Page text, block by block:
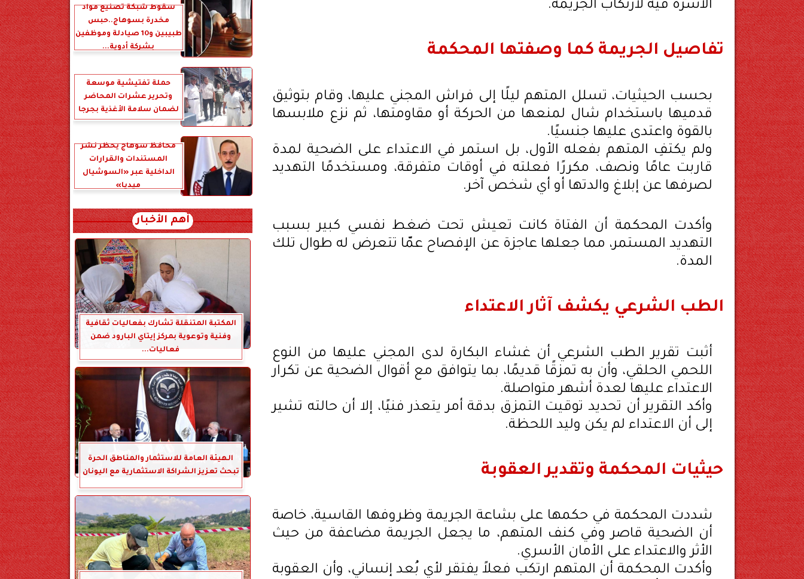
الأسرة فيه لارتكاب الجريمة.
تفاصيل الجريمة كما وصفتها المحكمة
بحسب الحيثيات، تسلل المتهم ليلًا إلى فراش المجني عليها، وقام بتوثيق
قدميها باستخدام شال لمنعها من الحركة أو مقاومتها، ثم نزع ملابسها
بالقوة واعتدى عليها جنسيًا.
ولم يكتفِ المتهم بفعله الأول، بل استمر في الاعتداء على الضحية لمدة
قاربت عامًا ونصف، مكررًا فعلته في أوقات متفرقة، ومستخدمًا التهديد
لصرفها عن إبلاغ والدتها أو أي شخص آخر.
وأكدت المحكمة أن الفتاة كانت تعيش تحت ضغط نفسي كبير بسبب
التهديد المستمر، مما جعلها عاجزة عن الإفصاح عمّا تتعرض له طوال تلك
المدة.
الطب الشرعي يكشف آثار الاعتداء
أثبت تقرير الطب الشرعي أن غشاء البكارة لدى المجني عليها من النوع
اللحمي الحلقي، وأن به تمزقًا قديمًا، بما يتوافق مع أقوال الضحية عن تكرار
الاعتداء عليها لعدة أشهر متواصلة.
وأكد التقرير أن تحديد توقيت التمزق بدقة أمر يتعذر فنيًا، إلا أن حالته تشير
إلى أن الاعتداء لم يكن وليد اللحظة.
حيثيات المحكمة وتقدير العقوبة
شددت المحكمة في حكمها على بشاعة الجريمة وظروفها القاسية، خاصة
أن الضحية قاصر وفي كنف المتهم، ما يجعل الجريمة مضاعفة من حيث
الأثر والاعتداء على الأمان الأسري.
وأكدت المحكمة أن المتهم ارتكب فعلاً يفتقر لأي بُعد إنساني، وأن العقوبة
سقوط شبكة تصنيع مواد
مخدرة بسوهاج..حبس
طبيبين و10 صيادلة وموظفين
بشركة أدوية...
حملة تفتيشية موسعة
وتحرير عشرات المحاضر
لضمان سلامة الأغذية بجرجا
محافظ سوهاج يحظر نشر
المستندات والقرارات
الداخلية عبر «السوشيال
ميديا»
أهم الأخبار
المكتبة المتنقلة تشارك بفعاليات ثقافية
وفنية وتوعوية بمركز إيتاي البارود ضمن
فعاليات...
الهيئة العامة للاستثمار والمناطق الحرة
تبحث تعزيز الشراكة الاستثمارية مع اليونان